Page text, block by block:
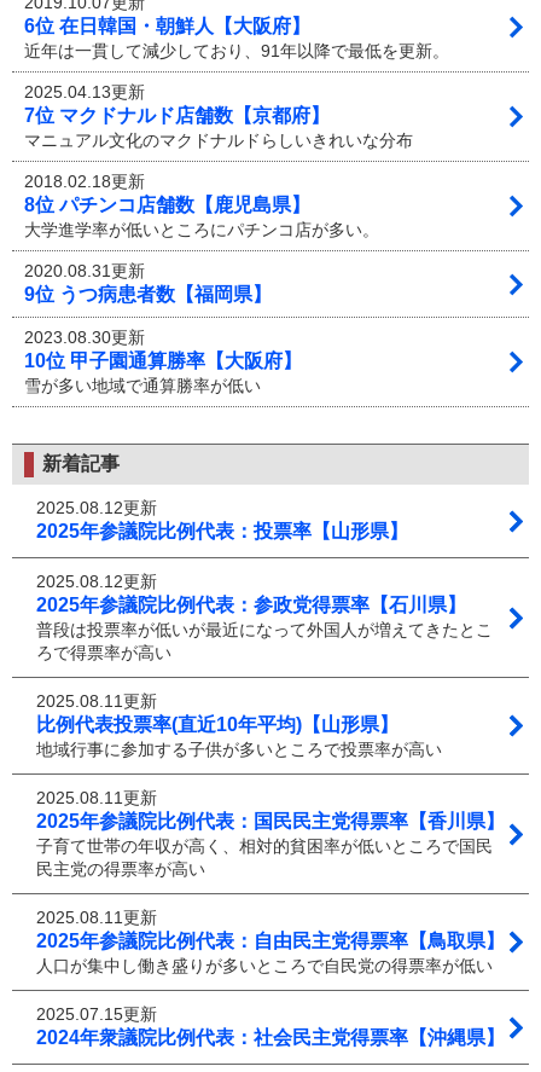
6位 在日韓国・朝鮮人【大阪府】
近年は一貫して減少しており、91年以降で最低を更新。
2025.04.13更新
7位 マクドナルド店舗数【京都府】
マニュアル文化のマクドナルドらしいきれいな分布
2018.02.18更新
8位 パチンコ店舗数【鹿児島県】
大学進学率が低いところにパチンコ店が多い。
2020.08.31更新
9位 うつ病患者数【福岡県】
2023.08.30更新
10位 甲子園通算勝率【大阪府】
雪が多い地域で通算勝率が低い
新着記事
2025.08.12更新
2025年参議院比例代表：投票率【山形県】
2025.08.12更新
2025年参議院比例代表：参政党得票率【石川県】
普段は投票率が低いが最近になって外国人が増えてきたとこ
ろで得票率が高い
2025.08.11更新
比例代表投票率(直近10年平均)【山形県】
地域行事に参加する子供が多いところで投票率が高い
2025.08.11更新
2025年参議院比例代表：国民民主党得票率【香川県】
子育て世帯の年収が高く、相対的貧困率が低いところで国民
民主党の得票率が高い
2025.08.11更新
2025年参議院比例代表：自由民主党得票率【鳥取県】
人口が集中し働き盛りが多いところで自民党の得票率が低い
2025.07.15更新
2024年衆議院比例代表：社会民主党得票率【沖縄県】